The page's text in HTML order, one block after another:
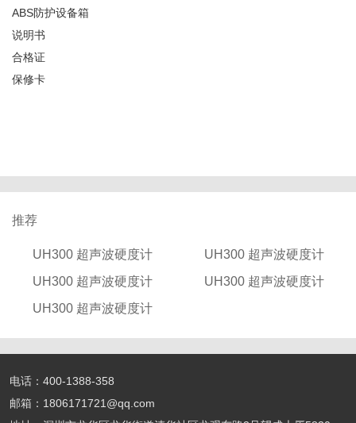
推荐
UH300 超声波硬度计
UH300 超声波硬度计
UH300 超声波硬度计
UH300 超声波硬度计
UH300 超声波硬度计
ABS防护设备箱
说明书
合格证
保修卡
电话：400-1388-358
邮箱：1806171721@qq.com